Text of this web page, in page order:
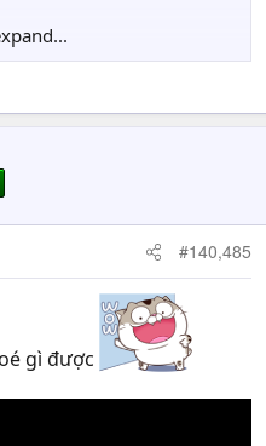
horror
game, the
official English title.
#140,485
gì được